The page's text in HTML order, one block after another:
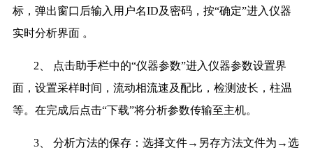
标，弹出窗口后输入用户名ID及密码，按“确定”进入仪器
实时分析界面 。
2、 点击助手栏中的“仪器参数”进入仪器参数设置界
面，设置采样时间，流动相流速及配比，检测波长，柱温
等。在完成后点击“下载”将分析参数传输至主机。
3、 分析方法的保存：选择文件→另存方法文件为→选